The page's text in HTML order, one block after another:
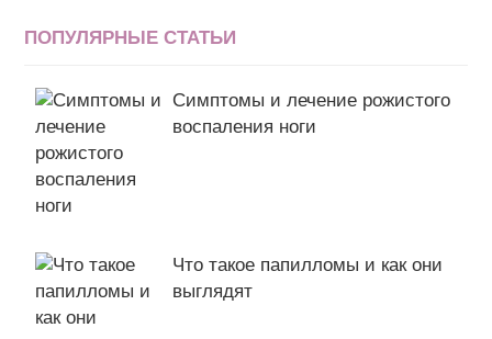
ПОПУЛЯРНЫЕ СТАТЬИ
Симптомы и лечение рожистого
воспаления ноги
Что такое папилломы и как они
выглядят